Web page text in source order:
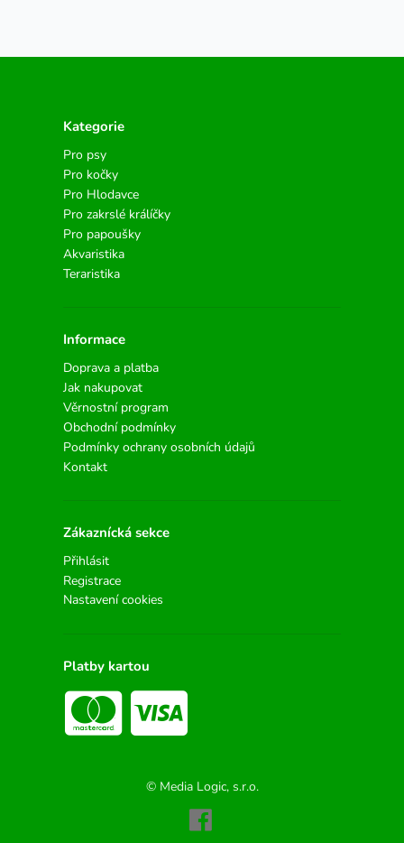
Kategorie
Pro psy
Pro kočky
Pro Hlodavce
Pro zakrslé králíčky
Pro papoušky
Akvaristika
Teraristika
Informace
Doprava a platba
Jak nakupovat
Věrnostní program
Obchodní podmínky
Podmínky ochrany osobních údajů
Kontakt
Zákaznícká sekce
Přihlásit
Registrace
Nastavení cookies
Platby kartou
© Media Logic, s.r.o.